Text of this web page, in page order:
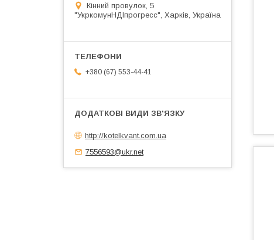
Кінний провулок, 5
"УкркомунНДІпрогресс", Харків, Україна
+380 (67) 553-44-41
http://kotelkvant.com.ua
7556593@ukr.net